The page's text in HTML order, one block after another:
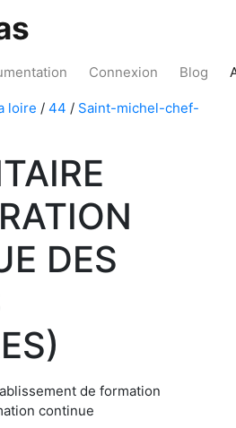
Connexion Blog
loire / 44 / Saint-michel-chef-
DES
de formation
continue